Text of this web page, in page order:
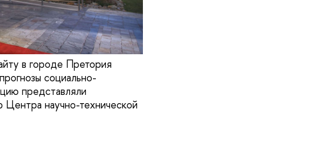
в городе Претория
социально-
представляли
научно-технической